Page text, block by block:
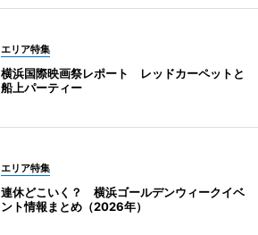
エリア特集
横浜国際映画祭レポート レッドカーペットと
船上パーティー
エリア特集
連休どこいく？ 横浜ゴールデンウィークイベ
ント情報まとめ（2026年）